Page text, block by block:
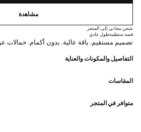
مشاهدة
شحن مجاني إلى المتجر
قصة منتظمةطول عادي
تصميم مستقيم. ياقة عالية. بدون أكمام.
التفاصيل والمكونات والعناية
المقاسات
متوافر في المتجر